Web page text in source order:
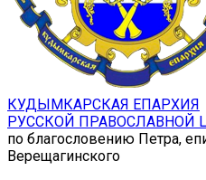
КУДЫМКАРСКАЯ ЕПАРХИЯ
РУССКОЙ ПРАВОСЛАВНОЙ
по благословению Петра,
Верещагинского